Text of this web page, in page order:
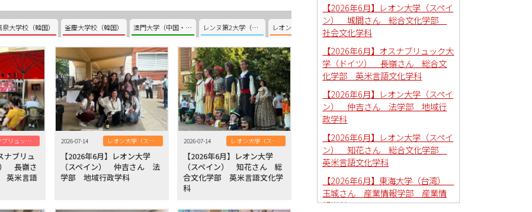
泉大学校（韓国） 釜慶大学校（韓国） 澳門大学（中国・澳門） レンヌ第2大学（フランス） レオン大学（スペイン） オスナブリュック大学（ドイツ）
オスナブリュック大学（ドイツ）
ナブリュ
長嶺さ
英米言語
2026-07-14 レオン大学（スペイン）
【2026年6月】レオン大学
（スペイン） 仲吉さん 法
学部 地域行政学科
2026-07-14 レオン大学（スペイン）
【2026年6月】レオン大学
（スペイン） 知花さん 総
合文化学部 英米言語文化学
科
【2026年6月】レオン大学（スペイ
ン） 城間さん 総合文化学部
社会文化学科
【2026年6月】オスナブリュック大
学（ドイツ） 長嶺さん 総合文
化学部 英米言語文化学科
【2026年6月】レオン大学（スペイ
ン） 仲吉さん 法学部 地域行
政学科
【2026年6月】レオン大学（スペイ
ン） 知花さん 総合文化学部
英米言語文化学科
【2026年6月】東海大学（台湾）
玉城さん 産業情報学部 産業情
報学科